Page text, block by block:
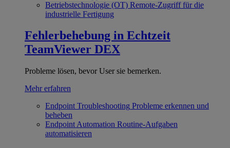
Betriebstechnologie (OT) Remote-Zugriff für die
industrielle Fertigung
Fehlerbehebung in Echtzeit
TeamViewer DEX
Probleme lösen, bevor User sie bemerken.
Mehr erfahren
Endpoint Troubleshooting Probleme erkennen und
beheben
Endpoint Automation Routine-Aufgaben
automatisieren